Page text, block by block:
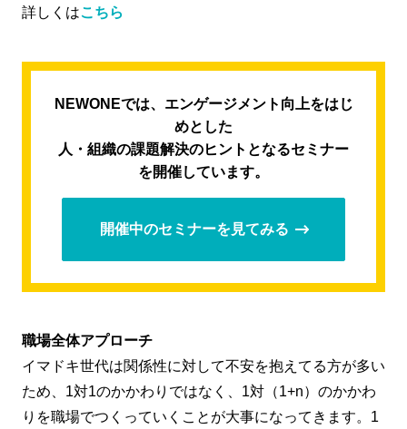
詳しくはこちら
NEWONEでは、エンゲージメント向上をはじ
めとした
人・組織の課題解決のヒントとなるセミナー
を開催しています。
開催中のセミナーを見てみる
職場全体アプローチ
イマドキ世代は関係性に対して不安を抱えてる方が多い
ため、1対1のかかわりではなく、1対（1+n）のかかわ
りを職場でつくっていくことが大事になってきます。1